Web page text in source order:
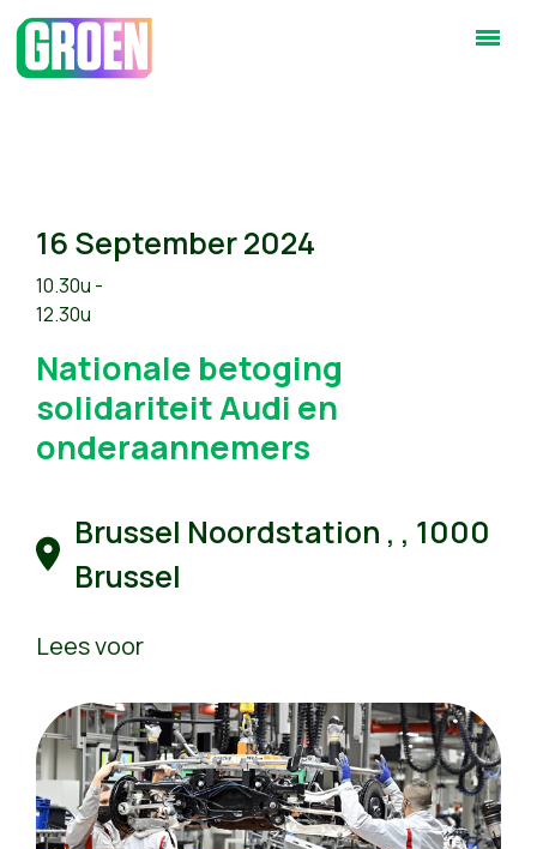
16 September 2024
10.30u -
12.30u
Nationale betoging
solidariteit Audi en
onderaannemers
Brussel Noordstation , , 1000
Brussel
Lees voor